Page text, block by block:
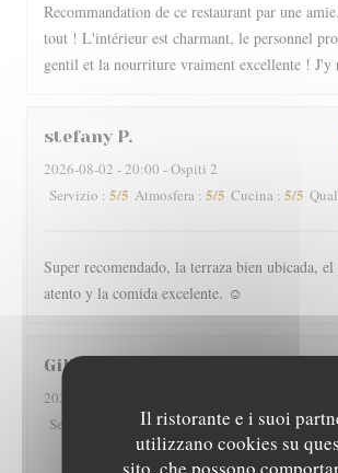
Il ristorante e i suoi
utilizzano cookies su
Recommandation de ce restaurant par une
tout ! L'intérieur est charmant, le personnel
gentil et la nourriture vraiment excellente ! J'y
stefany P
2026-08-02 - 20:00 - Ospiti 2
Servizio : 5/5 Atmosfera : 5/5 Cucina : 5/5
Super recomendado, la terraza bien ubicada,
atento y la comida excelente. ☺️
Gilles
2026-08-01
Servizio
Atmosfera:3/5 Cucina: 5 /5